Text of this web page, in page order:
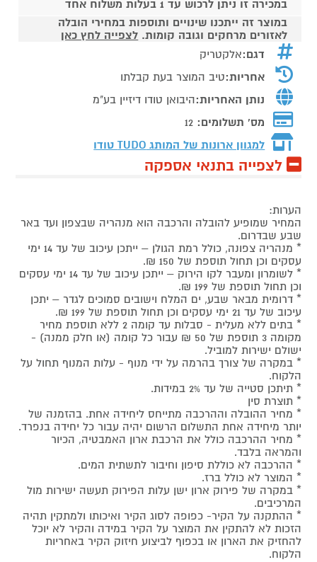
במכירה זו ניתן לרכוש עד 1 בעלות משלוח אחד
במוצר זה ייתכנו שינויים ותוספות במחירי הובלה
לאזורים מרחקים וגובה קומות. לצפייה לחץ כאן
דגם:אלקטריק
אחריות:טיב המוצר בעת קבלתו
נותן האחריות:היבואן טודו דיזיין בע"מ
מס' תשלומים: 12
למגוון ארונות של המותג TUDO טודו
לצפייה בתנאי אספקה
הערות:
המחיר שמופיע להובלה והרכבה הוא מנהריה שבצפון ועד באר
שבע שבדרום.
* מנהריה צפונה, כולל רמת הגולן – ייתכן עיכוב של עד 14 ימי
עסקים וכן תחול תוספת של 150 ₪.
* לשומרון ומעבר לקו הירוק – ייתכן עיכוב של עד 14 ימי עסקים
וכן תחול תוספת של 199 ₪.
* דרומית מבאר שבע, ים המלח וישובים סמוכים לגדר – יתכן
עיכוב של עד 21 ימי עסקים וכן תחול תוספת של 199 ₪.
* בתים ללא מעלית - סבלות עד קומה 2 ללא תוספת מחיר
מקומה 3 תוספת של 50 ₪ עבור כל קומה (או חלק ממנה) -
ישולם ישירות למוביל.
* במקרה של צורך בהרמה על ידי מנוף - עלות המנוף תחול על
הלקוח.
* תיתכן סטייה של עד 2% במידות.
* תוצרת סין
* מחיר ההובלה וההרכבה מתייחס ליחידה אחת. בהזמנה של
יותר מיחידה אחת התשלום הרשום יהיה עבור כל יחידה בנפרד.
* מחיר ההרכבה כולל את הרכבת ארון האמבטיה, הכיור
והמראה בלבד.
* ההרכבה לא כוללת סיפון וחיבור לתשתית המים.
* המוצר לא כולל ברז.
* במקרה של פירוק ארון ישן עלות הפירוק תעשה ישירות מול
המרכיבים.
* ההתקנה על הקיר- כפופה לסוג הקיר ואיכותו ולמתקין תהיה
הזכות לא להתקין את המוצר על הקיר במידה והקיר לא יוכל
להחזיק את הארון או בכפוף לביצוע חיזוק הקיר באחריות
הלקוח.